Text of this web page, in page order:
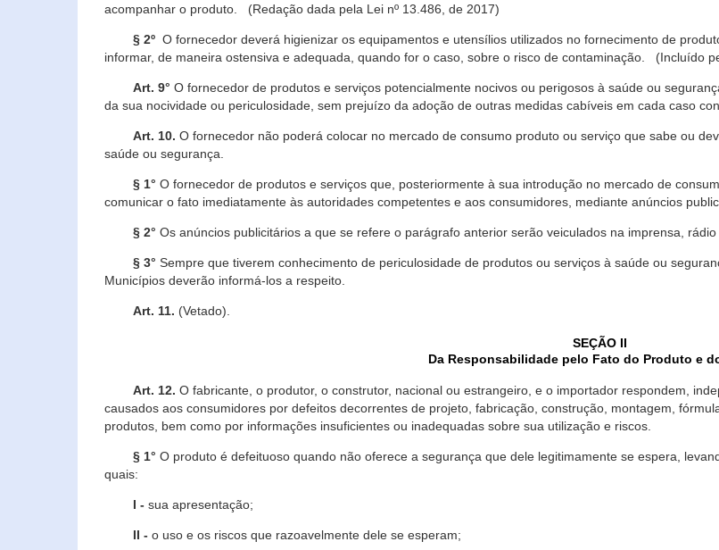
acompanhar o produto. (Redação dada pela Lei nº 13.486, de 2017)
§ 2º O fornecedor deverá higienizar os equipamentos e utensílios utilizados no fornecimento de
informar, de maneira ostensiva e adequada, quando for o caso, sobre o risco de contaminação. (Incluído
Art. 9° O fornecedor de produtos e serviços potencialmente nocivos ou perigosos à saúde ou
da sua nocividade ou periculosidade, sem prejuízo da adoção de outras medidas cabíveis em cada caso
Art. 10. O fornecedor não poderá colocar no mercado de consumo produto ou serviço que sabe ou
saúde ou segurança.
§ 1° O fornecedor de produtos e serviços que, posteriormente à sua introdução no mercado de
comunicar o fato imediatamente às autoridades competentes e aos consumidores, mediante anúncios
§ 2° Os anúncios publicitários a que se refere o parágrafo anterior serão veiculados na imprensa,
§ 3° Sempre que tiverem conhecimento de periculosidade de produtos ou serviços à saúde ou
Municípios deverão informá-los a respeito.
Art. 11. (Vetado).
SEÇÃO II
Da Responsabilidade pelo Fato do Produto e
Art. 12. O fabricante, o produtor, o construtor, nacional ou estrangeiro, e o importador respondem,
causados aos consumidores por defeitos decorrentes de projeto, fabricação, construção, montagem,
produtos, bem como por informações insuficientes ou inadequadas sobre sua utilização e riscos.
§ 1° O produto é defeituoso quando não oferece a segurança que dele legitimamente se espera,
quais:
I - sua apresentação;
II - o uso e os riscos que razoavelmente dele se esperam;